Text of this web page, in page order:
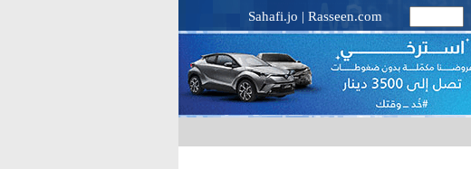
Sahafi.jo | Rasseen.com